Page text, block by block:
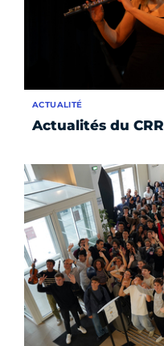
Actualités du CRR
ACTUALITÉ